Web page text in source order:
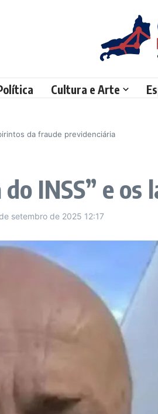
Cultura e Arte
da fraude previdenciária
do INSS” e
setembro de 2025 12:17